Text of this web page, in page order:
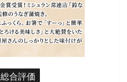
総合評価